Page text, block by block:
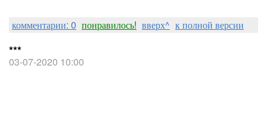
комментарии: 0 понравилось! вверх^ к полной версии
***
03-07-2020 10:00